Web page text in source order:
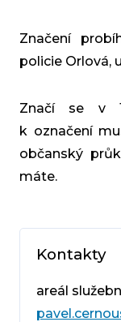
Značení
policie Orlová,
Značí se v
k označení
občanský
máte.
Kontakty
areál